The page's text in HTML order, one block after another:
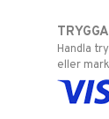
Handla
eller